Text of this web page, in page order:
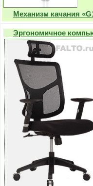
Механизм качания
Эргономичное